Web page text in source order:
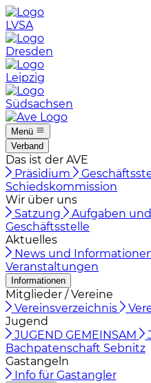
LVSA
Dresden
Leipzig
Südsachsen
Menü
Verband
Das ist der AVE
Präsidium
Schiedskommission
Wir über uns
Satzung
Aufgaben
Geschäftsstelle
Aktuelles
News und
Veranstaltungen
Informationen
Mitglieder / Vereine
Vereinsverzeichnis
Jugend
JUGEND GEMEINSAM
Bachpatenschaft Sebnitz
Gastangeln
Info für Gastangler